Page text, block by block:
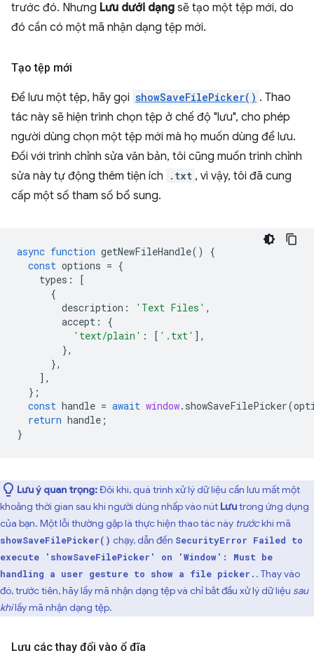
trước đó. Nhưng Lưu dưới dạng sẽ tạo một tệp mới, do
đó cần có một mã nhận dạng tệp mới.
Tạo tệp mới
Để lưu một tệp, hãy gọi showSaveFilePicker() . Thao
tác này sẽ hiện trình chọn tệp ở chế độ "lưu", cho phép
người dùng chọn một tệp mới mà họ muốn dùng để lưu.
Đối với trình chỉnh sửa văn bản, tôi cũng muốn trình chỉnh
sửa này tự động thêm tiện ích
.txt , vì vậy, tôi đã cung
cấp một số tham số bổ sung.
async function getNewFileHandle()
{
const options = {
types :
[
{
description : 'Text Files' ,
accept :
{
'text/plain' : [ '.txt' ],
},
},
],
};
const handle = await window. showSaveFilePicker(
return handle ;
}
Lưu ý quan trọng:Đôi khi, quá trình xử lý dữ liệu cần lưu mất một
khoảng thời gian sau khi người dùng nhấp vào nút Lưutrong ứng dụng
của bạn. Một lỗi thường gặp là thực hiện thao tác này trướckhi mã
showSaveFilePicker() chạy, dẫn đến SecurityError Failed to
execute 'showSaveFilePicker' on 'Window': Must be
handling a user gesture to show a file picker. . Thay vào
đó, trước tiên, hãy lấy mã nhận dạng tệp và chỉ bắt đầu xử lý dữ liệu sau
khilấy mã nhận dạng tệp.
Lưu các thay đổi vào ổ đĩa